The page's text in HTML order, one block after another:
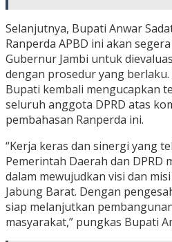
Selanjutnya, Bupati Anwar
Ranperda APBD ini akan
Gubernur Jambi untuk
dengan prosedur yang
Bupati kembali mengucapkan
seluruh anggota DPRD atas
pembahasan Ranperda ini.
“Kerja keras dan sinergi yang
Pemerintah Daerah dan DPRD
dalam mewujudkan visi dan
Jabung Barat. Dengan
siap melanjutkan
masyarakat,” pungkas Bupati